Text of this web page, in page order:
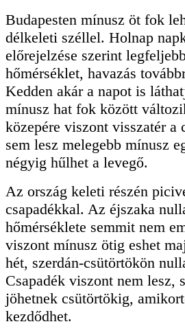
Budapesten mínusz öt fok
délkeleti széllel. Holnap
előrejelzése szerint
hőmérséklet, havazás
Kedden akár a napot is
mínusz hat fok között
közepére viszont visszatér a
sem lesz melegebb mínusz
négyig hűlhet a levegő.
Az ország keleti részén
csapadékkal. Az éjszaka
hőmérséklete semmit nem
viszont mínusz ötig eshet
hét, szerdán-csütörtökön
Csapadék viszont nem lesz,
jöhetnek csütörtökig,
kezdődhet.